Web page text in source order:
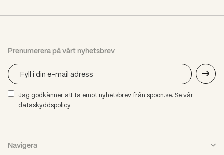
Prenumerera på vårt nyhetsbrev
Jag godkänner att ta emot nyhetsbrev från spoon.se. Se vår
dataskyddspolicy
Navigera